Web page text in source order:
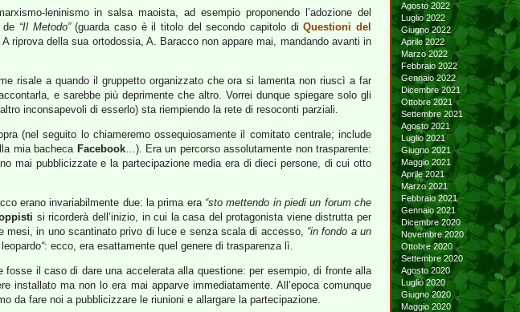
leninismo in salsa maoista, ad esempio proponendo l’adozione del
de “Il Metodo”(guarda caso è il titolo del secondo capitolo diQuestioni del
A riprova della sua ortodossia, A. Baracco non appare mai, mandando avanti in
risale a quando il gruppetto organizzato che ora si lamenta non riuscì a far
e sarebbe più deprimente che altro. Vorrei dunque spiegare solo gli
inconsapevoli di esserlo) sta riempiendo la rete di resoconti parziali.
(nel seguito lo chiameremo ossequiosamente il comitato centrale; include
mia bacheca Facebook…). Era un percorso assolutamente non trasparente:
mai pubblicizzate e la partecipazione media era di dieci persone, di cui otto
erano invariabilmente due: la prima era “sto mettendo in piedi un forum che
si ricorderà dell’inizio, in cui la casa del protagonista viene distrutta per
mesi, in uno scantinato privo di luce e senza scala di accesso, “in fondo a un
“: ecco, era esattamente quel genere di trasparenza lì.
fosse il caso di dare una accelerata alla questione: per esempio, di fronte alla
installato ma non lo era mai apparve immediatamente. All’epoca comunque
da fare noi a pubblicizzare le riunioni e allargare la partecipazione.
Agosto 2022
Luglio 2022
Giugno 2022
Aprile 2022
Marzo 2022
Febbraio 2022
Gennaio 2022
Dicembre 2021
Ottobre 2021
Settembre 2021
Agosto 2021
Luglio 2021
Giugno 2021
Maggio 2021
Aprile 2021
Marzo 2021
Febbraio 2021
Gennaio 2021
Dicembre 2020
Novembre 2020
Ottobre 2020
Settembre 2020
Agosto 2020
Luglio 2020
Giugno 2020
Maggio 2020